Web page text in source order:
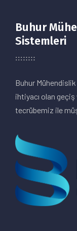
Buhur
Sistemleri
Buhur
ihtiyacı olan geçiş
tecrübemiz ile